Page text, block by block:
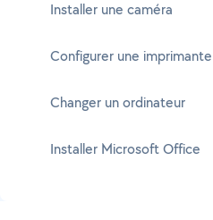
Installer une caméra
Configurer une imprimante
Changer un ordinateur
Installer Microsoft Office